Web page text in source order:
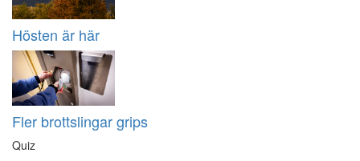
Hösten är här
Fler brottslingar grips
Quiz